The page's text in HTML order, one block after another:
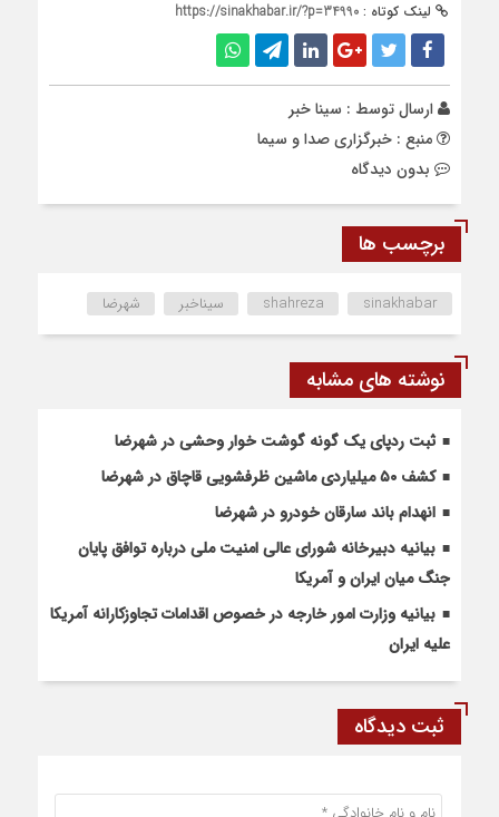
لینک کوتاه : https://sinakhabar.ir/?p=34990
ارسال توسط : سینا خبر
منبع : خبرگزاری صدا و سیما
بدون دیدگاه
برچسب ها
shahreza sinakhabar سیناخبر شهرضا
نوشته های مشابه
ثبت ردپای یک گونه گوشت خوار وحشی در شهرضا
کشف ۵۰ میلیاردی ماشین ظرفشویی قاچاق در شهرضا
انهدام باند سارقان خودرو در شهرضا
بیانیه دبیرخانه شورای عالی امنیت ملی درباره توافق پایان
جنگ میان ایران و آمریکا
بیانیه وزارت امور خارجه در خصوص اقدامات تجاوزکارانه آمریکا
علیه ایران
ثبت دیدگاه